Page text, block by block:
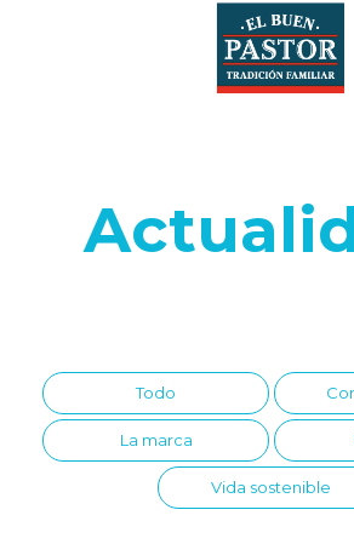
Todo
La marca
Vida sostenible